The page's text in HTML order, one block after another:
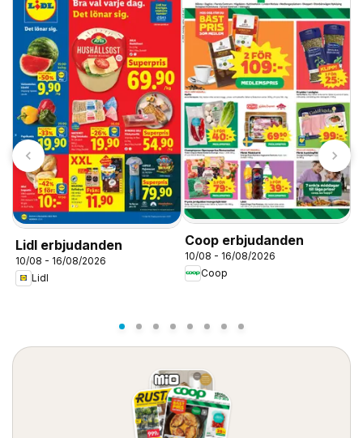
Lidl erbjudanden
10/08 - 16/08/2026
Lidl
Coop erbjudanden
10/08 - 16/08/2026
Coop